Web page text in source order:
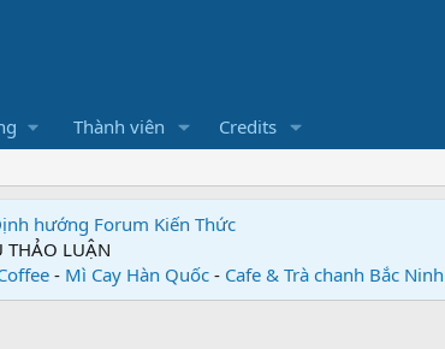
Thành viên Credits
hướng Forum Kiến Thức
THẢO LUẬN
- Mì Cay Hàn Quốc - Cafe & Trà chanh Bắc Ninh